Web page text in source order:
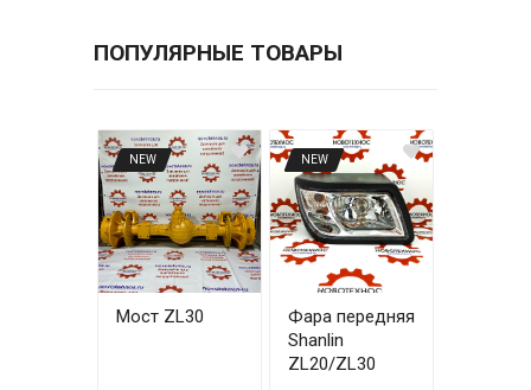
ПОПУЛЯРНЫЕ ТОВАРЫ
NEW
Мост ZL30
NEW
Фара передняя
Shanlin
ZL20/ZL30